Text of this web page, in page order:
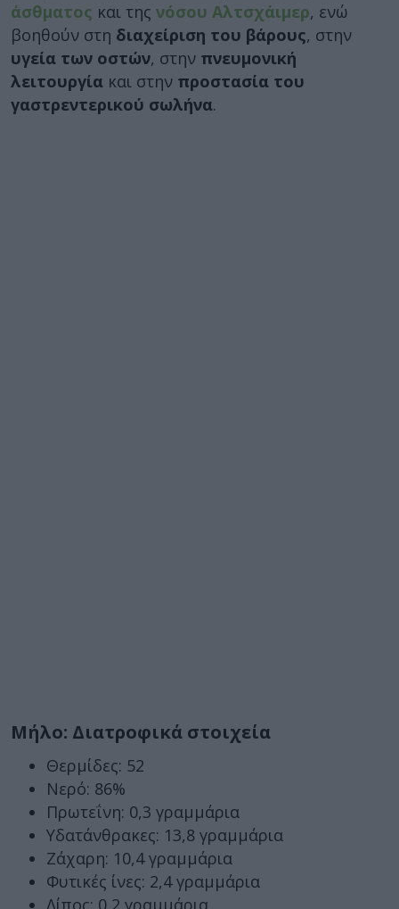
άσθματος και της νόσου Αλτσχάιμερ, ενώ
βοηθούν στη διαχείριση του βάρους, στην
υγεία των οστών, στην πνευμονική
λειτουργία και στην προστασία του
γαστρεντερικού σωλήνα.
Μήλο: Διατροφικά στοιχεία
Θερμίδες: 52
Νερό: 86%
Πρωτεΐνη: 0,3 γραμμάρια
Υδατάνθρακες: 13,8 γραμμάρια
Ζάχαρη: 10,4 γραμμάρια
Φυτικές ίνες: 2,4 γραμμάρια
Λίπος: 0,2 γραμμάρια